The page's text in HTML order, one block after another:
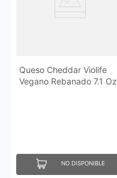
Queso Cheddar Violife
Vegano Rebanado 7.1 Oz
NO DISPONIBLE